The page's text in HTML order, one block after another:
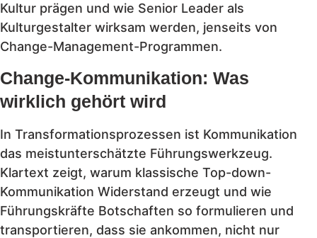
Kultur prägen und wie Senior Leader als
Kulturgestalter wirksam werden, jenseits von
Change-Management-Programmen.
Change-Kommunikation: Was
wirklich gehört wird
In Transformationsprozessen ist Kommunikation
das meistunterschätzte Führungswerkzeug.
Klartext zeigt, warum klassische Top-down-
Kommunikation Widerstand erzeugt und wie
Führungskräfte Botschaften so formulieren und
transportieren, dass sie ankommen, nicht nur